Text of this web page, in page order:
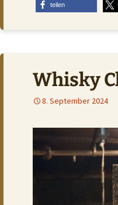
teilen
Whisky
8. September 2024